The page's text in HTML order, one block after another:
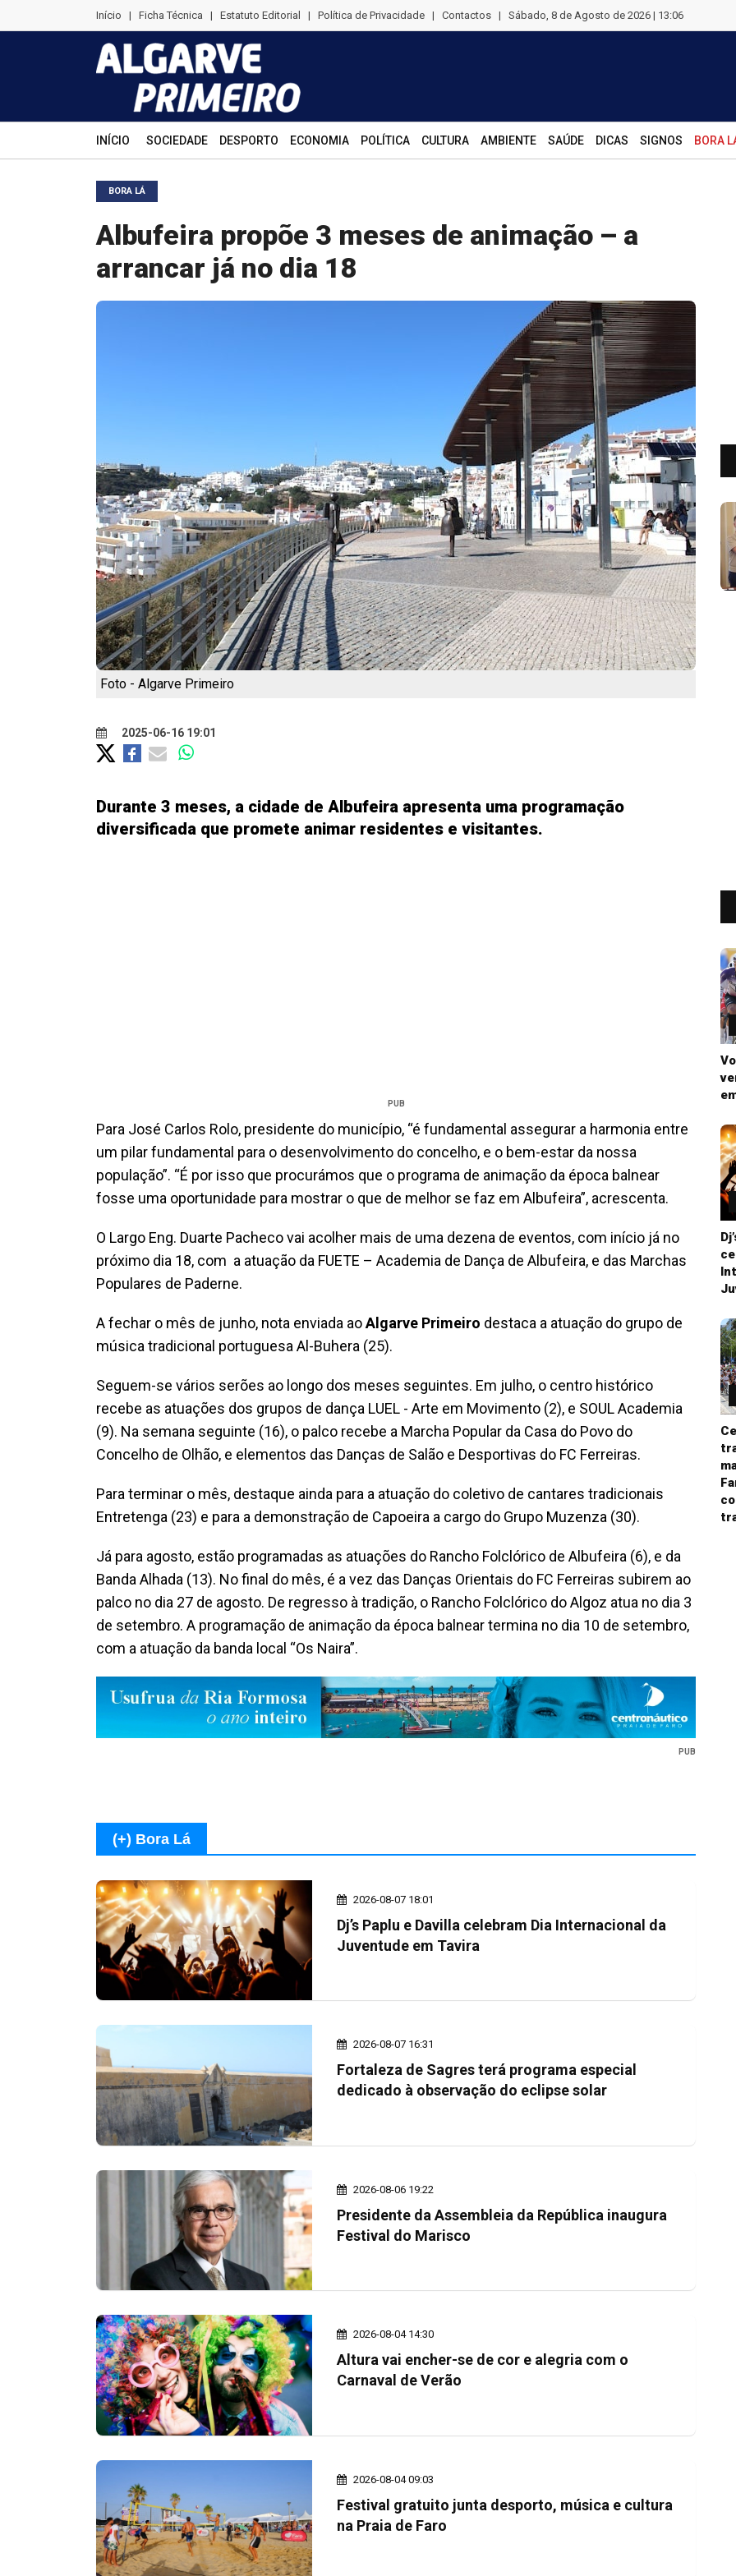
Início | Ficha Técnica | Estatuto Editorial | Política de Privacidade | Contactos | Sábado, 8 de Agosto de 2026 | 13:06
INÍCIO SOCIEDADE DESPORTO ECONOMIA POLÍTICA CULTURA AMBIENTE SAÚDE DICAS SIGNOS BORA
BORA LÁ
Albufeira propõe 3 meses de animação – a
arrancar já no dia 18
Foto - Algarve Primeiro
2025-06-16 19:01
Durante 3 meses, a cidade de Albufeira apresenta uma programação
diversificada que promete animar residentes e visitantes.
PUB
Para José Carlos Rolo, presidente do município, “é fundamental assegurar a harmonia entre
um pilar fundamental para o desenvolvimento do concelho, e o bem-estar da nossa
população”. “É por isso que procurámos que o programa de animação da época balnear
fosse uma oportunidade para mostrar o que de melhor se faz em Albufeira”, acrescenta.
O Largo Eng. Duarte Pacheco vai acolher mais de uma dezena de eventos, com início já no
próximo dia 18, com a atuação da FUETE – Academia de Dança de Albufeira, e das Marchas
Populares de Paderne.
A fechar o mês de junho, nota enviada aoAlgarve Primeiro destaca a atuação do grupo de
música tradicional portuguesa Al-Buhera (25).
Seguem-se vários serões ao longo dos meses seguintes. Em julho, o centro histórico
recebe as atuações dos grupos de dança LUEL - Arte em Movimento (2), e SOUL Academia
(9). Na semana seguinte (16), o palco recebe a Marcha Popular da Casa do Povo do
Concelho de Olhão, e elementos das Danças de Salão e Desportivas do FC Ferreiras.
Para terminar o mês, destaque ainda para a atuação do coletivo de cantares tradicionais
Entretenga (23) e para a demonstração de Capoeira a cargo do Grupo Muzenza (30).
Já para agosto, estão programadas as atuações do Rancho Folclórico de Albufeira (6), e da
Banda Alhada (13). No final do mês, é a vez das Danças Orientais do FC Ferreiras subirem ao
palco no dia 27 de agosto. De regresso à tradição, o Rancho Folclórico do Algoz atua no dia 3
de setembro. A programação de animação da época balnear termina no dia 10 de setembro,
com a atuação da banda local “Os Naira”.
PUB
(+) Bora Lá
2026-08-07 18:01
Dj’s Paplu e Davilla celebram Dia Internacional da
Juventude em Tavira
2026-08-07 16:31
Fortaleza de Sagres terá programa especial
dedicado à observação do eclipse solar
2026-08-06 19:22
Presidente da Assembleia da República inaugura
Festival do Marisco
2026-08-04 14:30
Altura vai encher-se de cor e alegria com o
Carnaval de Verão
2026-08-04 09:03
Festival gratuito junta desporto, música e cultura
na Praia de Faro